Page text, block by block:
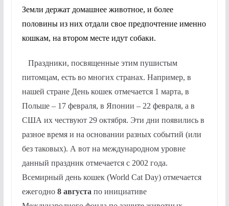
Земли держат домашнее животное, и более
половины из них отдали свое предпочтение именно
кошкам, на втором месте идут собаки.
Праздники, посвященные этим пушистым
питомцам, есть во многих странах. Например, в
нашей стране День кошек отмечается 1 марта, в
Польше – 17 февраля, в Японии – 22 февраля, а в
США их чествуют 29 октября. Эти дни появились в
разное время и на основании разных событий (или
без таковых). А вот на международном уровне
данный праздник отмечается с 2002 года.
Всемирный день кошек (World Cat Day) отмечается
ежегодно 8 августа по инициативе